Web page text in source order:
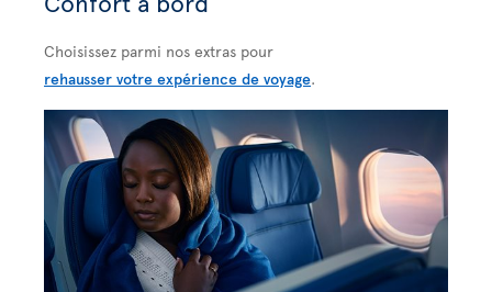
Choisissez parmi nos extras pour
rehausser votre expérience de voyage.